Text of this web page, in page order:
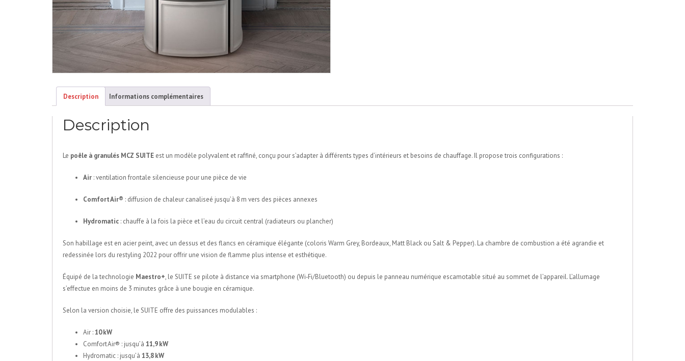
Description Informations complémentaires
Description
Le poêle à granulés MCZ SUITE est un modèle polyvalent et raffiné, conçu pour s’adapter à différents types d’intérieurs et besoins de chauffage. Il propose trois configurations :
Air : ventilation frontale silencieuse pour une pièce de vie
Comfort Air® : diffusion de chaleur canaliseé jusqu’à 8 m vers des pièces annexes
Hydromatic : chauffe à la fois la pièce et l’eau du circuit central (radiateurs ou plancher)
Son habillage est en acier peint, avec un dessus et des flancs en céramique élégante (coloris Warm Grey, Bordeaux, Matt Black ou Salt & Pepper). La chambre de combustion a été agrandie et
redessinée lors du restyling 2022 pour offrir une vision de flamme plus intense et esthétique.
Équipé de la technologie Maestro+, le SUITE se pilote à distance via smartphone (Wi‑Fi/Bluetooth) ou depuis le panneau numérique escamotable situé au sommet de l’appareil. L’allumage
s’effectue en moins de 3 minutes grâce à une bougie en céramique.
Selon la version choisie, le SUITE offre des puissances modulables :
Air :10 kW
Comfort Air® : jusqu’à 11,9 kW
Hydromatic : jusqu’à 13,8 kW